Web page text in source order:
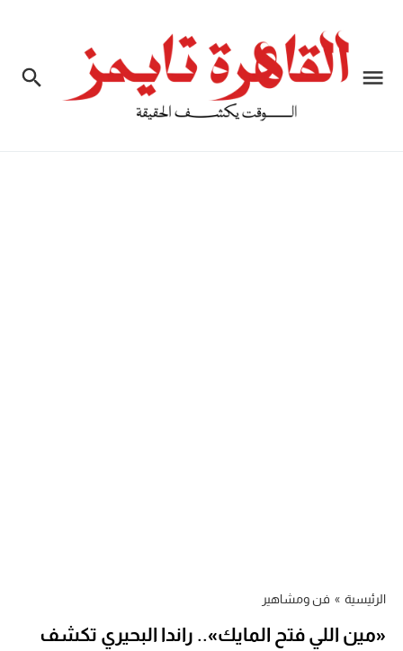
الرئيسية » فن ومشاهير
«مين اللي فتح المايك».. راندا البحيري تكشف